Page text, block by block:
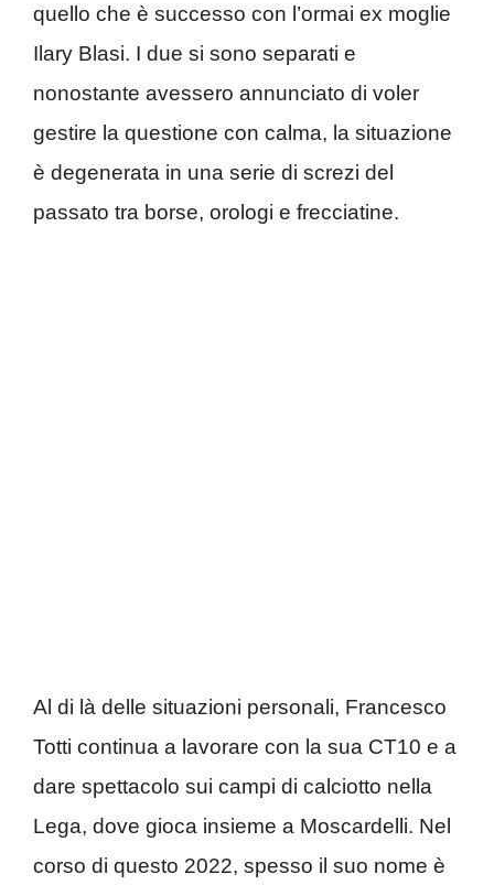
quello che è successo con l’ormai ex moglie
Ilary Blasi. I due si sono separati e
nonostante avessero annunciato di voler
gestire la questione con calma, la situazione
è degenerata in una serie di screzi del
passato tra borse, orologi e frecciatine.
Al di là delle situazioni personali, Francesco
Totti continua a lavorare con la sua CT10 e a
dare spettacolo sui campi di calciotto nella
Lega, dove gioca insieme a Moscardelli. Nel
corso di questo 2022, spesso il suo nome è